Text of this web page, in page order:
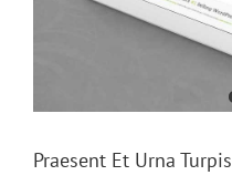
Praesent Et Urna Turpis